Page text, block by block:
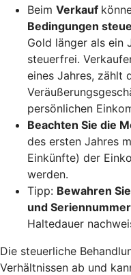
Beim Verkauf
Bedingungen
Gold länger als ein
steuerfrei.
eines Jahres, zählt
persönlichen
Beachten Sie die
des ersten Jahres
Einkünfte) der
werden.
Tipp: Bewahren
und
Haltedauer
Die steuerliche
Verhältnissen ab und